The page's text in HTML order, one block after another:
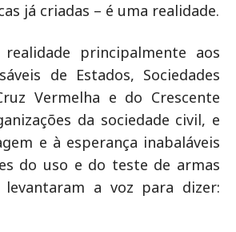
já criadas – é uma realidade.
realidade principalmente aos
de Estados, Sociedades
Vermelha e do Crescente
da sociedade civil, e
e à esperança inabaláveis
do uso e do teste de armas
levantaram a voz para dizer: